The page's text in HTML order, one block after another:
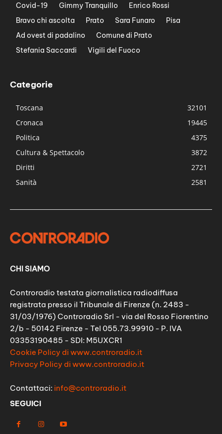
Covid-19
Gimmy Tranquillo
Enrico Rossi
Bravo chi ascolta
Prato Sara Funaro
Pisa
Ad ovest di padalino
Comune di Prato
Stefania Saccardi
Vigili del Fuoco
Categorie
Toscana
32101
Cronaca
19445
Politica
4375
Cultura & Spettacolo
3872
Diritti
2721
Sanità
2581
CHI SIAMO
Controradio testata giornalistica radiodiffusa
registrata presso il Tribunale di Firenze (n. 2483 -
31/03/1976) Controradio Srl - via del Rosso Fiorentino
2/b - 50142 Firenze - Tel 055.73.99910 - P. IVA
03353190485 - SDI: M5UXCR1
Cookie Policy di www.controradio.it
Privacy Policy di www.controradio.it
Contattaci: info@controradio.it
SEGUICI